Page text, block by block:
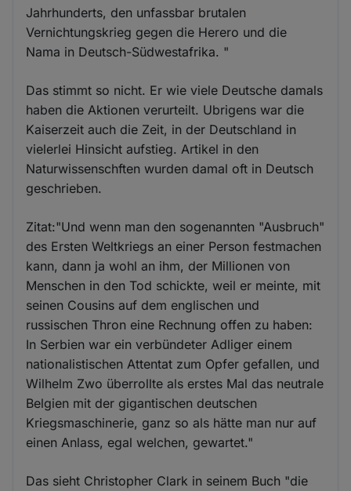
Jahrhunderts, den unfassbar brutalen
Vernichtungskrieg gegen die Herero und die
Nama in Deutsch-Südwestafrika. "
Das stimmt so nicht. Er wie viele Deutsche damals
haben die Aktionen verurteilt. Ubrigens war die
Kaiserzeit auch die Zeit, in der Deutschland in
vielerlei Hinsicht aufstieg. Artikel in den
Naturwissenschften wurden damal oft in Deutsch
geschrieben.
Zitat:"Und wenn man den sogenannten "Ausbruch"
des Ersten Weltkriegs an einer Person festmachen
kann, dann ja wohl an ihm, der Millionen von
Menschen in den Tod schickte, weil er meinte, mit
seinen Cousins auf dem englischen und
russischen Thron eine Rechnung offen zu haben:
In Serbien war ein verbündeter Adliger einem
nationalistischen Attentat zum Opfer gefallen, und
Wilhelm Zwo überrollte als erstes Mal das neutrale
Belgien mit der gigantischen deutschen
Kriegsmaschinerie, ganz so als hätte man nur auf
einen Anlass, egal welchen, gewartet."
Das sieht Christopher Clark in seinem Buch "die